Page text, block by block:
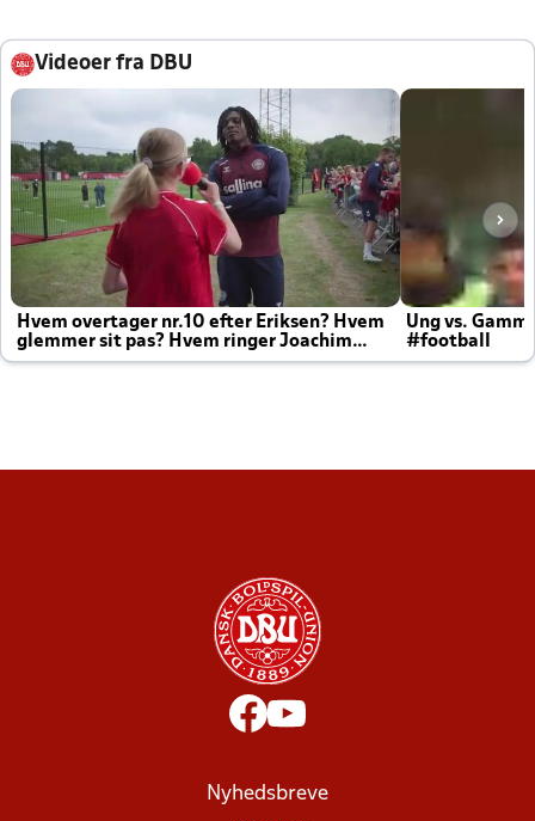
Videoer fra DBU
Hvem overtager nr.10 efter Eriksen? Hvem
glemmer sit pas? Hvem ringer Joachim
altid til efter kampe?
Ung vs.
#football
Nyhedsbreve